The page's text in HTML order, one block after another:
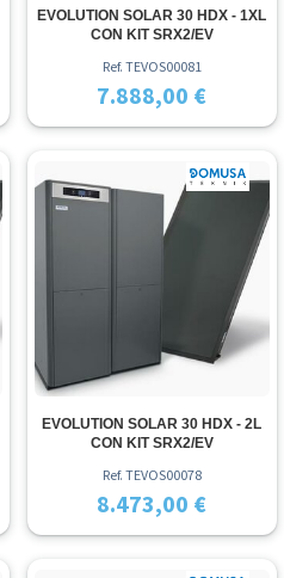
EVOLUTION SOLAR 30 HDX - 1XL
CON KIT SRX2/EV
Ref. TEVOS00081
7.888,00 €
EVOLUTION SOLAR 30 HDX - 2L
CON KIT SRX2/EV
Ref. TEVOS00078
8.473,00 €